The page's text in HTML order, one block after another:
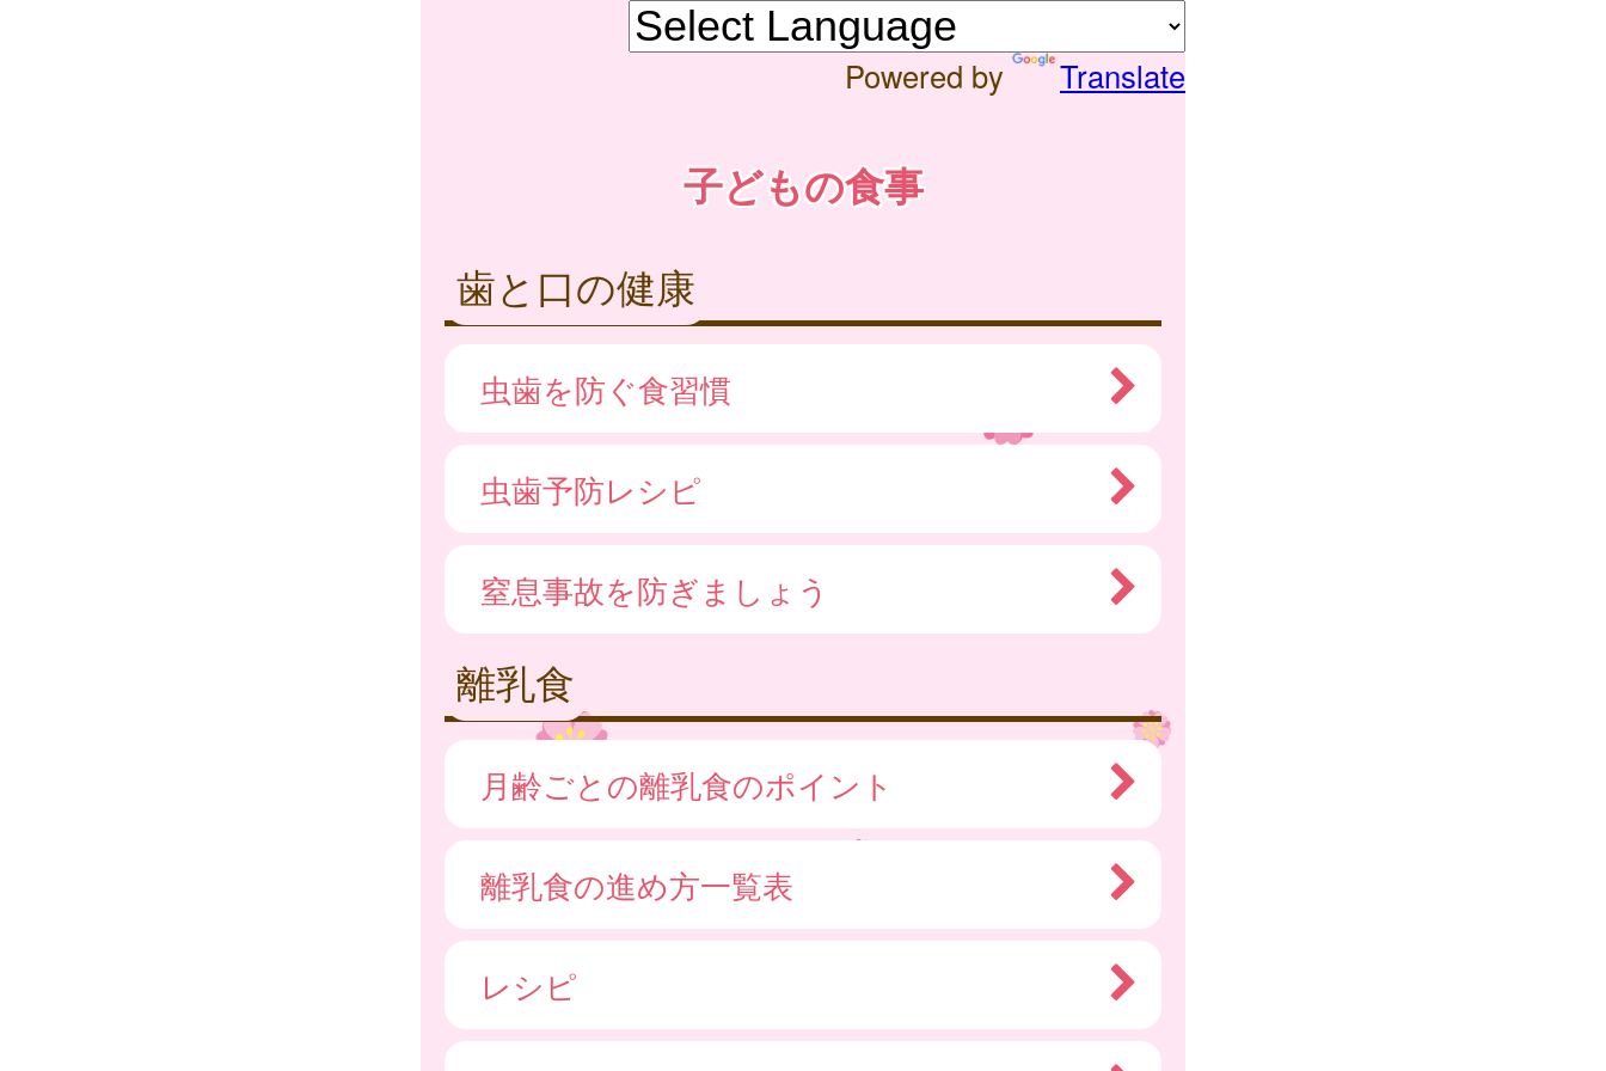
Powered by Translate
子どもの食事
歯と口の健康
虫歯を防ぐ食習慣
虫歯予防レシピ
窒息事故を防ぎましょう
離乳食
月齢ごとの離乳食のポイント
離乳食の進め方一覧表
レシピ